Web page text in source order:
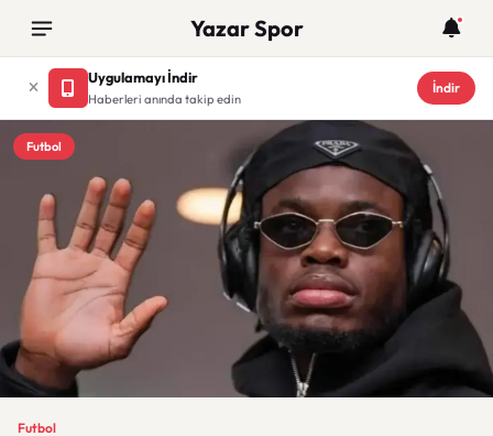
Yazar Spor
Uygulamayı İndir
Haberleri anında takip edin
İndir
Futbol
Futbol